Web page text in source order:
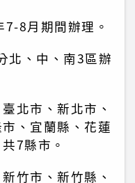
8月期間辦理。
北、中、南3區辦
臺北市、新北市、
、宜蘭縣、花蓮
7縣市。
新竹市、新竹縣、